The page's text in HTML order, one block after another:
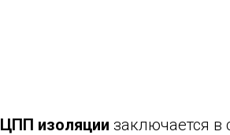
ЦПП изоляции заключается в